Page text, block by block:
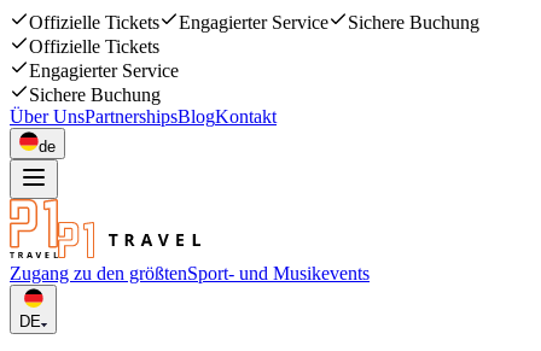
Offizielle Tickets Engagierter Service
Sichere Buchung
Offizielle Tickets
Engagierter Service
Sichere Buchung
Über UnsPartnershipsBlogKontakt
de
Zugang zu den größtenSport- und Musikevents
DE